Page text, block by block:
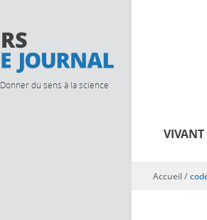
Donner du sens à la science
VIVANT
Vous êtes ici
Accueil/